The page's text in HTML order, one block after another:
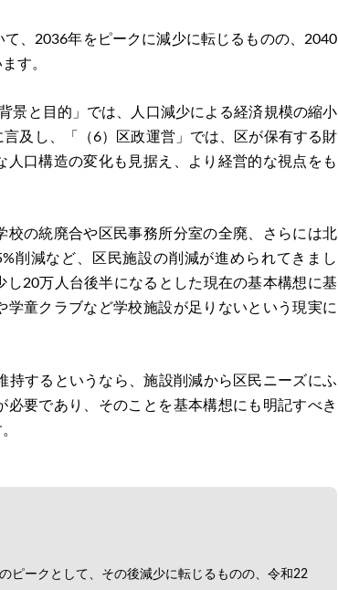
、2036年をピークに減少に転じるものの、2040
す。
景と目的」では、人口減少による経済規模の縮小
及し、「（6）区政運営」では、区が保有する財
口構造の変化も見据え、より経営的な視点をも
校の統廃合や区民事務所分室の全廃、さらには北
削減など、区民施設の削減が進められてきまし
20万人台後半になるとした現在の基本構想に基
童クラブなど学校施設が足りないという現実に
持するというなら、施設削減から区民ニーズにふ
要であり、そのことを基本構想にも明記すべき
ピークとして、その後減少に転じるものの、令和22